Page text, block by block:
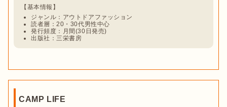
ジャンル：アウトドアファッション
読者層：20・30代男性中心
発行頻度：月間(30日発売)
出版社：三栄書房
CAMP LIFE